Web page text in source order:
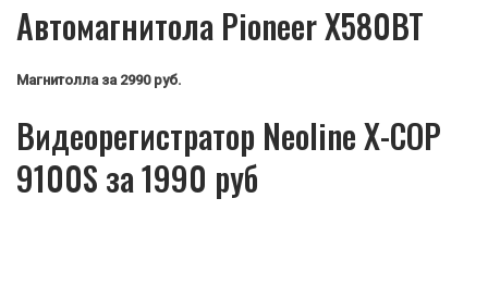
Автомагнитола Pioneer X580BT
Магнитолла за 2990 руб.
Видеорегистратор Neoline X-COP
9100S за 1990 руб